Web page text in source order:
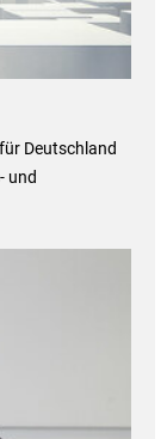
Deutschland
und